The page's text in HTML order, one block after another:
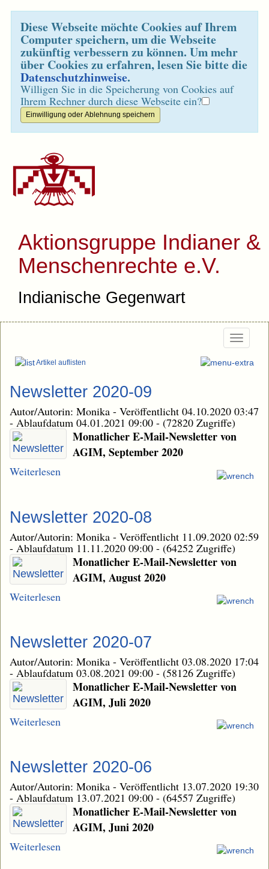
Diese Webseite möchte Cookies auf Ihrem
Computer speichern, um die Webseite
zukünftig verbessern zu können. Um mehr
über Cookies zu erfahren, lesen Sie bitte die
Datenschutzhinweise.
Willigen Sie in die Speicherung von Cookies auf
Ihrem Rechner durch diese Webseite ein?
Aktionsgruppe Indianer &
Menschenrechte e.V.
Indianische Gegenwart
Artikel auflisten
Newsletter 2020-09
Autor/Autorin: Monika - Veröffentlicht 04.10.2020 03:47
- Ablaufdatum 04.01.2021 09:00 - (72820 Zugriffe)
Monatlicher E-Mail-Newsletter von
AGIM, September 2020
Weiterlesen
Newsletter 2020-08
Autor/Autorin: Monika - Veröffentlicht 11.09.2020 02:59
- Ablaufdatum 11.11.2020 09:00 - (64252 Zugriffe)
Monatlicher E-Mail-Newsletter von
AGIM, August 2020
Weiterlesen
Newsletter 2020-07
Autor/Autorin: Monika - Veröffentlicht 03.08.2020 17:04
- Ablaufdatum 03.08.2021 09:00 - (58126 Zugriffe)
Monatlicher E-Mail-Newsletter von
AGIM, Juli 2020
Weiterlesen
Newsletter 2020-06
Autor/Autorin: Monika - Veröffentlicht 13.07.2020 19:30
- Ablaufdatum 13.07.2021 09:00 - (64557 Zugriffe)
Monatlicher E-Mail-Newsletter von
AGIM, Juni 2020
Weiterlesen